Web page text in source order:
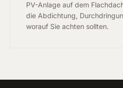
PV-Anlage auf dem
die Abdichtung,
worauf Sie achten sollten.